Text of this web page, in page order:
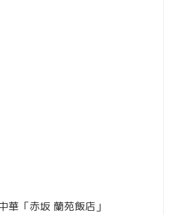
華「赤坂 蘭苑飯店」